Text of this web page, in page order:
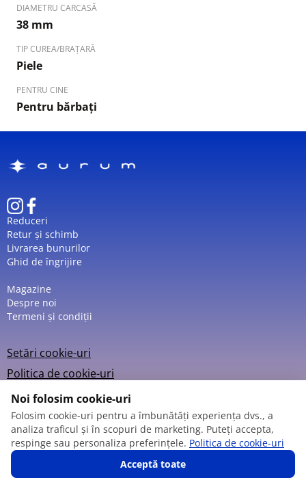
DIAMETRU CARCASĂ
38 mm
TIP CUREA/BRAȚARĂ
Piele
PENTRU CINE
Pentru bărbați
Reduceri
Retur și schimb
Livrarea bunurilor
Ghid de îngrijire
Magazine
Despre noi
Termeni și condiții
Setări cookie-uri
Politica de cookie-uri
© 2013 – 2026
Noi folosim cookie-uri
Folosim cookie-uri pentru a îmbunătăți experiența dvs., a
analiza traficul și în scopuri de marketing. Puteți accepta,
respinge sau personaliza preferințele. Politica de cookie-uri
Acceptă toate